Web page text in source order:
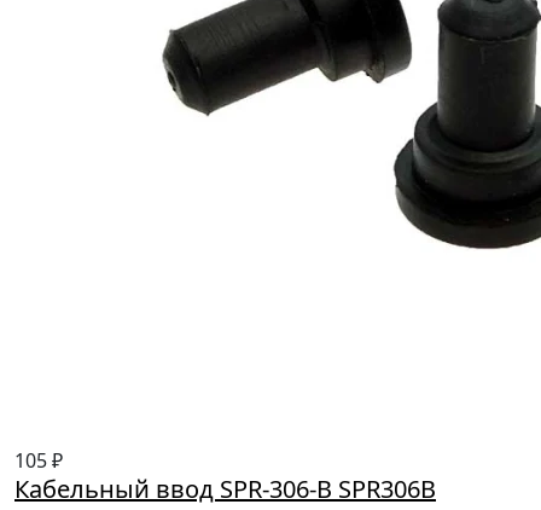
105 ₽
Кабельный ввод SPR-306-B SPR306B